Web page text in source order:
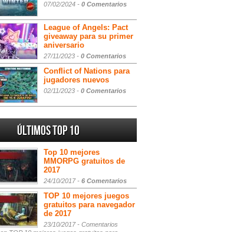
07/02/2024 - 0 Comentarios
League of Angels: Pact
giveaway para su primer
aniversario
27/11/2023 - 0 Comentarios
Conflict of Nations para
jugadores nuevos
02/11/2023 - 0 Comentarios
Últimos Top 10
Top 10 mejores
MMORPG gratuitos de
2017
24/10/2017 - 6 Comentarios
TOP 10 mejores juegos
gratuitos para navegador
de 2017
23/10/2017 - Comentarios